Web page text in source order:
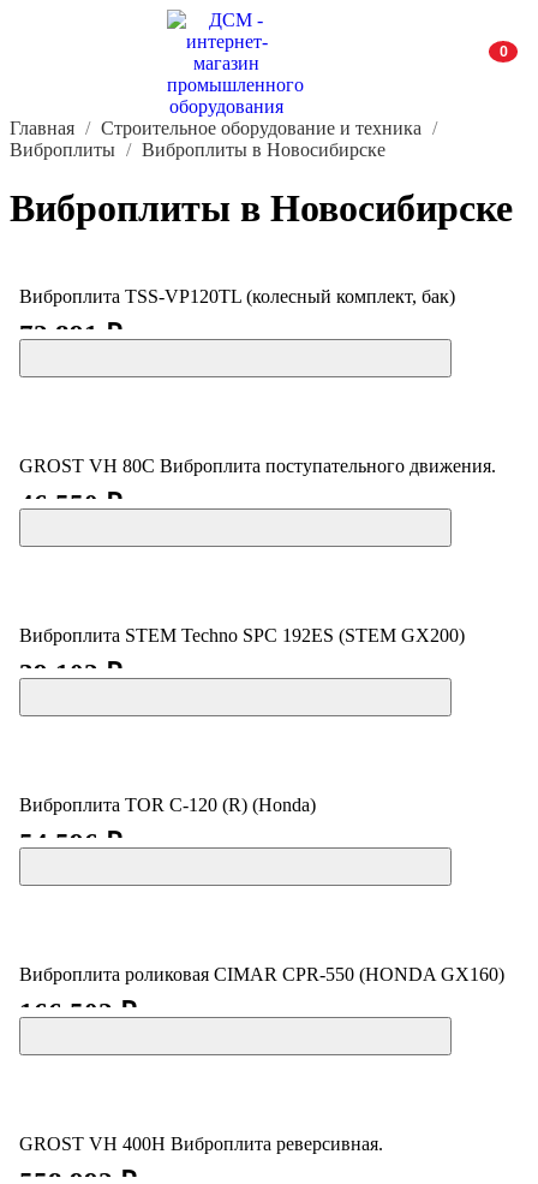
0
Главная
Строительное оборудование и техника
Виброплиты
Виброплиты в Новосибирске
Виброплиты в Новосибирске
Виброплита TSS-VP120TL (колесный комплект, бак)
72 891 ₽
GROST VH 80C Виброплита поступательного движения.
46 550 ₽
Виброплита STEM Techno SPC 192ES (STEM GX200)
39 102 ₽
Виброплита TOR C-120 (R) (Honda)
54 596 ₽
Виброплита роликовая CIMAR CPR-550 (HONDA GX160)
166 502 ₽
GROST VH 400H Виброплита реверсивная.